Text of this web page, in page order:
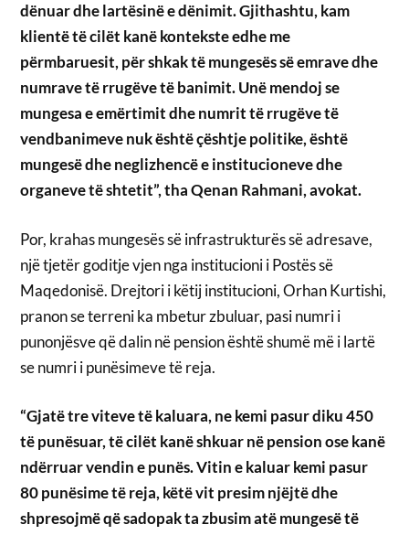
dënuar dhe lartësinë e dënimit. Gjithashtu, kam
klientë të cilët kanë kontekste edhe me
përmbaruesit, për shkak të mungesës së emrave dhe
numrave të rrugëve të banimit. Unë mendoj se
mungesa e emërtimit dhe numrit të rrugëve të
vendbanimeve nuk është çështje politike, është
mungesë dhe neglizhencë e institucioneve dhe
organeve të shtetit”, tha Qenan Rahmani, avokat.
Por, krahas mungesës së infrastrukturës së adresave,
një tjetër goditje vjen nga institucioni i Postës së
Maqedonisë. Drejtori i këtij institucioni, Orhan Kurtishi,
pranon se terreni ka mbetur zbuluar, pasi numri i
punonjësve që dalin në pension është shumë më i lartë
se numri i punësimeve të reja.
“Gjatë tre viteve të kaluara, ne kemi pasur diku 450
të punësuar, të cilët kanë shkuar në pension ose kanë
ndërruar vendin e punës. Vitin e kaluar kemi pasur
80 punësime të reja, këtë vit presim njëjtë dhe
shpresojmë që sadopak ta zbusim atë mungesë të